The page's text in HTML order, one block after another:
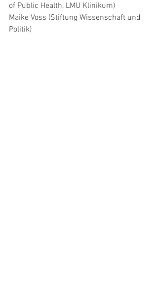
of Public Health, LMU Klinikum)
Maike Voss (Stiftung Wissenschaft und
Politik)